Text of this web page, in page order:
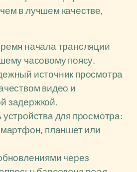
в лучшем качестве,
начала трансляции
часовому поясу.
источник просмотра
видео и
задержкой.
устройства для просмотра:
планшет или
через